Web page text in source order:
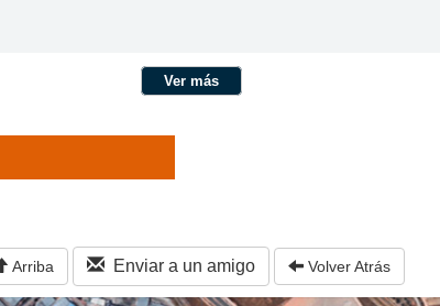
Ver más
Arriba Enviar a un amigo Volver Atrás